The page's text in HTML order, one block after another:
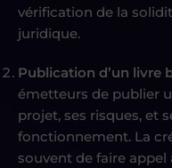
vérification de la
juridique.
Publication d’un livre
émetteurs de publier
projet, ses risques, et
fonctionnement. La
souvent de faire appel